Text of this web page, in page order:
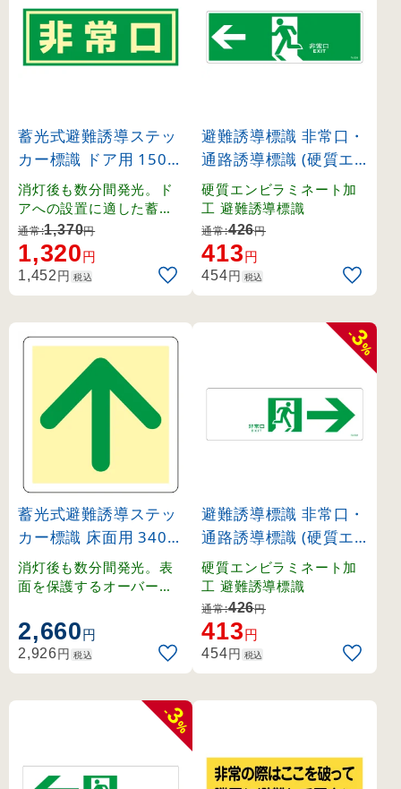
蓄光式避難誘導ステッ
カー標識 ドア用 150×
400mm (69003)
消灯後も数分間発光。ド
アへの設置に適した蓄光
ステッカー標識。
通常:1,370円
1,320円
1,452円 税込
避難誘導標識 非常口・
通路誘導標識 (硬質エ
ンビ) 120×360mm 左
矢印 緑地 (65306)
硬質エンビラミネート加
工 避難誘導標識
通常:426円
413円
454円 税込
蓄光式避難誘導ステッ
カー標識 床面用 340m
m角 ↑矢印 (69002)
消灯後も数分間発光。表
面を保護するオーバーラ
。
2,660円
2,926円 税込
-
3
%
避難誘導標識 非常口・
通路誘導標識 (硬質エ
ンビ) 120×360mm 右
矢印 白地 (65302)
硬質エンビラミネート加
工 避難誘導標識
通常:426円
413円
454円 税込
-
3
%